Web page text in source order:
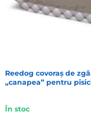
Reedog covoraș de
„canapea” pentru
În stoc